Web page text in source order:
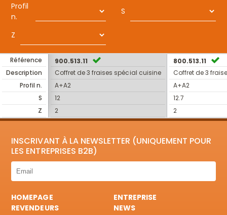
Profil
n.
S
Z
Référence
Description
Profil n.
S
Z
900.513.11
Coffret de 3 fraises spécial cuisine
A+A2
12
2
800.513.11
Coffret de 3
A+A2
12.7
2
INSCRIVANT À LA NEWSLETTER (UNIQUEMENT POUR
LES ENTREPRISES B2B)
HOMEPAGE
ENTREPRISE
REVENDEURS
NEWS